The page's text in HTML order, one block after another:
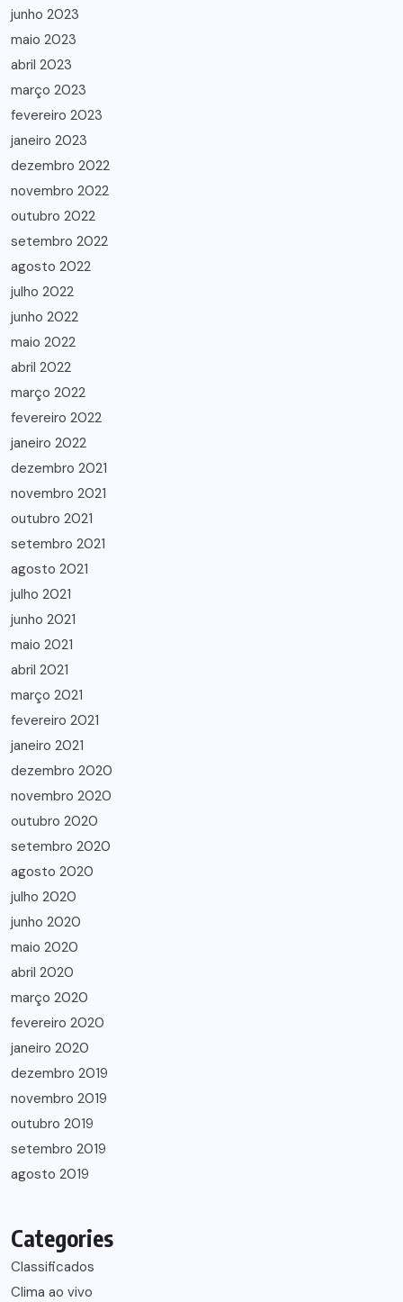
junho 2023
maio 2023
abril 2023
março 2023
fevereiro 2023
janeiro 2023
dezembro 2022
novembro 2022
outubro 2022
setembro 2022
agosto 2022
julho 2022
junho 2022
maio 2022
abril 2022
março 2022
fevereiro 2022
janeiro 2022
dezembro 2021
novembro 2021
outubro 2021
setembro 2021
agosto 2021
julho 2021
junho 2021
maio 2021
abril 2021
março 2021
fevereiro 2021
janeiro 2021
dezembro 2020
novembro 2020
outubro 2020
setembro 2020
agosto 2020
julho 2020
junho 2020
maio 2020
abril 2020
março 2020
fevereiro 2020
janeiro 2020
dezembro 2019
novembro 2019
outubro 2019
setembro 2019
agosto 2019
Categories
Classificados
Clima ao vivo